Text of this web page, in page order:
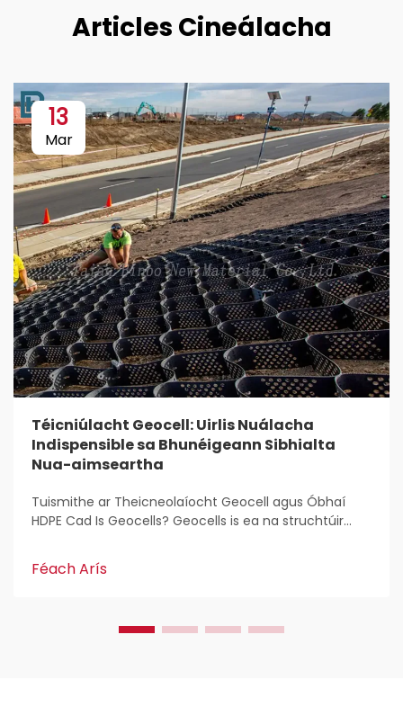
Articles Cineálacha
13
Mar
Téicniúlacht Geocell: Uirlis Nuálacha
Indispensible sa Bhunéigeann Sibhialta
Nua-aimseartha
Tuismithe ar Theicneolaíocht Geocell agus Óbhaí
HDPE Cad Is Geocells? Geocells is ea na struchtúir
agus do chreathú talún i saotharlann chun
tionsclaíochta. Is maith leo an-tionchar a bhaineann
Féach Arís